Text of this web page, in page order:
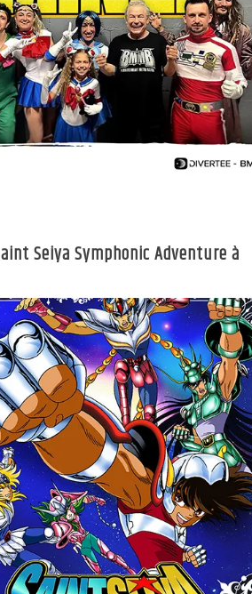
Seiya Symphonic Adventure à